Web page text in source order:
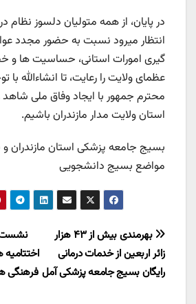
در پایان، از همه متولیان دلسوز نظام
انتظار میرود نسبت به حضور مجدد
گیری امورات استانی، حساسیت ها و
عظمای ولایت را رعایت، تا انشاءالله
محترم جمهور با ایجاد وفاق ملی
استان ولایت مدار مازندران باشیم.
بسیج جامعه پزشکی استان مازندران و
مواضع بسیج دانشجویی
راهبری
نوشته
نشست
فرهنگی
بهرمندی بیش از ۴۳ هزار
زائر اربعین از خدمات درمانی
رایگان بسیج جامعه پزشکی آمل